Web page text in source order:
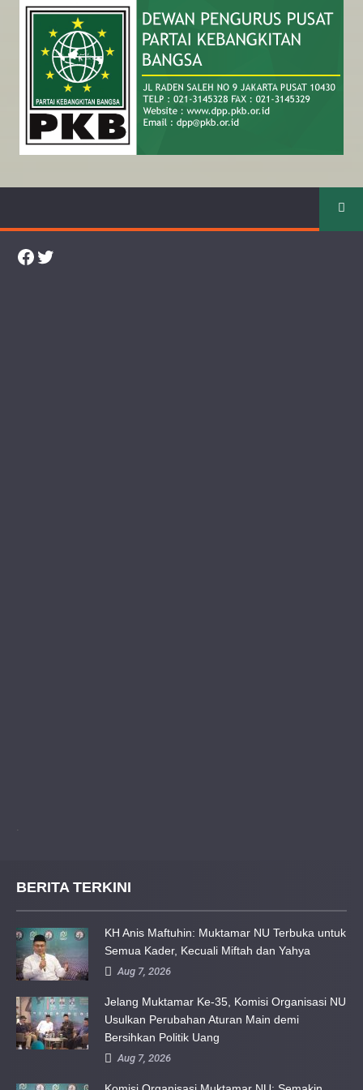
Facebook
Twitter
.
BERITA TERKINI
KH Anis Maftuhin: Muktamar NU Terbuka untuk
Semua Kader, Kecuali Miftah dan Yahya
Aug 7, 2026
Jelang Muktamar Ke-35, Komisi Organisasi NU
Usulkan Perubahan Aturan Main demi
Bersihkan Politik Uang
Aug 7, 2026